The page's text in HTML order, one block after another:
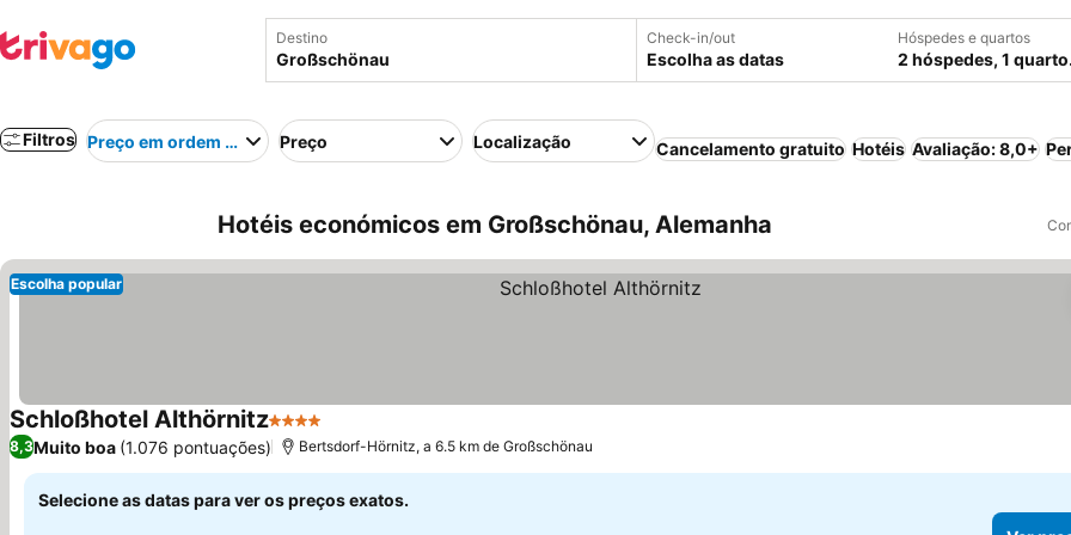
Destino Check-in/out
Escolha as datas
Hóspedes e quartos
2 hóspedes, 1 quarto.
Filtros Preço em ordem crescentePreço Localização Cancelamento gratuito Hotéis Avaliação: 8,0+
Hotéis económicos em Großschönau, Alemanha
Escolha popular
Schloßhotel Althörnitz4 Estrelas
8,3Muito boa (1.076 pontuações) Bertsdorf-Hörnitz, a 6.5 km de Großschönau
Selecione as datas para ver os preços exatos.